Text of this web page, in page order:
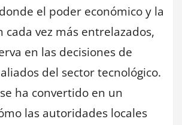
el poder económico y la
cada vez más entrelazados,
en las decisiones de
del sector tecnológico.
ha convertido en un
las autoridades locales